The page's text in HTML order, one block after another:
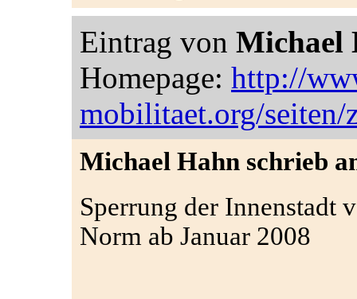
Eintrag von Michael
Homepage: http://
mobilitaet.org/seiten/
Michael Hahn schrieb
Sperrung der Innenstadt
Norm ab Januar 2008